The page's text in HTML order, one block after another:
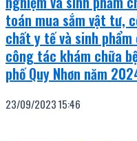
toán mua sắm vật tư,
chất y tế và sinh
công tác khám chữa
phố Quy Nhơn năm
23/09/202315:46